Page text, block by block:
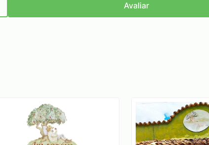
Avaliar